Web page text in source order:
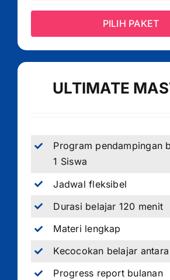
PILIH PAKET
ULTIMATE
Program pendampingan
1 Siswa
Jadwal fleksibel
Durasi belajar 120 menit
Materi lengkap
Kecocokan belajar
Progress report bulanan